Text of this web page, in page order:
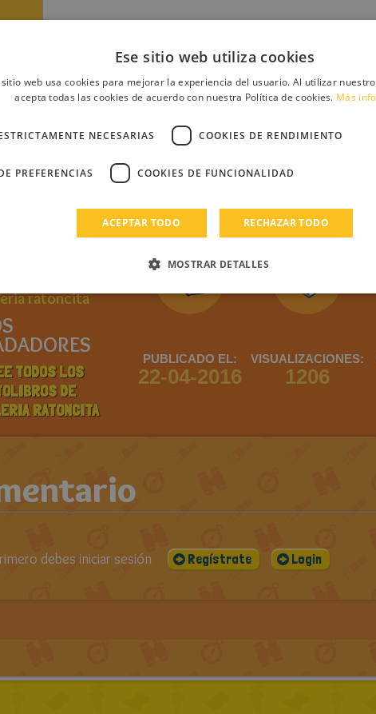
ratoncita
TODOS LOS
DE
RATONCITA
PUBLICADO EL:
22-04-2016
VISUALIZACIONES:
1206
debes iniciar sesión Regístrate Login
Ese sitio web utiliza cookies
sitio web usa cookies para mejorar la experiencia del usuario. Al utilizar
acepta todas las cookies de acuerdo con nuestra Política de cookies. Más
NECESARIAS COOKIES DE RENDIMIENTO
PREFERENCIAS COOKIES DE FUNCIONALIDAD
ACEPTAR TODO RECHAZAR TODO
MOSTRAR DETALLES